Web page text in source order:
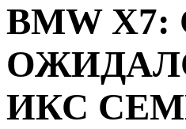
BMW
ИКС